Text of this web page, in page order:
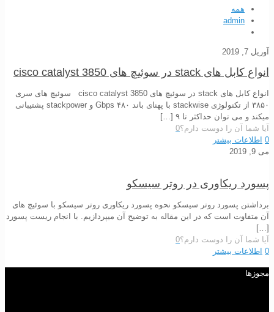
همه
admin
آوریل 7, 2019
انواع کابل های stack در سوئیچ های cisco catalyst 3850
انواع کابل های stack در سوئیچ های cisco catalyst 3850 سوئیچ های سری
۳۸۵۰ از تکنولوژی stackwise با پهنای باند ۴۸۰ Gbps و stackpower پشتیبانی
میکند و می توان حداکثر تا ۹
[…]
آیا شما آن را دوست دارم؟0
0 اطلاعات بیشتر
می 9, 2019
پسورد ریکاوری در روتر سیسکو
برداشتن پسورد روتر سیسکو نحوه پسورد ریکاوری روتر سیسکو با سوئیچ های
آن متفاوت است که در این مقاله به توضیح آن میپردازیم. با انجام ریست پسورد
[…]
آیا شما آن را دوست دارم؟0
0 اطلاعات بیشتر
مجوزها